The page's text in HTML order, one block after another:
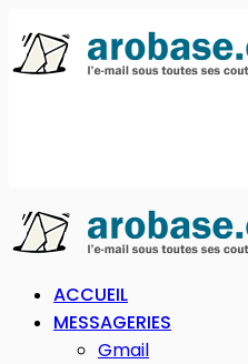
ACCUEIL
MESSAGERIES
Gmail